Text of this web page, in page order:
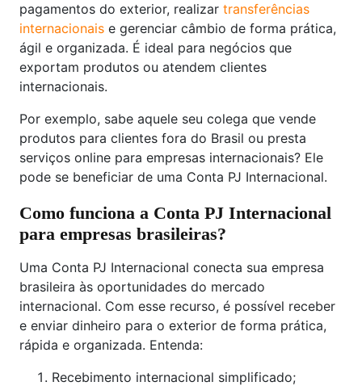
pagamentos do exterior, realizar transferências
internacionais e gerenciar câmbio de forma prática,
ágil e organizada. É ideal para negócios que
exportam produtos ou atendem clientes
internacionais.
Por exemplo, sabe aquele seu colega que vende
produtos para clientes fora do Brasil ou presta
serviços online para empresas internacionais? Ele
pode se beneficiar de uma Conta PJ Internacional.
Como funciona a Conta PJ Internacional
para empresas brasileiras?
Uma Conta PJ Internacional conecta sua empresa
brasileira às oportunidades do mercado
internacional. Com esse recurso, é possível receber
e enviar dinheiro para o exterior de forma prática,
rápida e organizada. Entenda:
Recebimento internacional simplificado;